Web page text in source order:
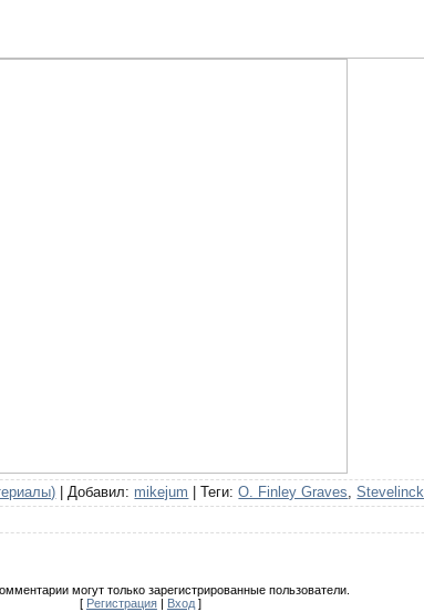
|Добавил: mikejum |Теги:O. Finley Graves,
могут только зарегистрированные пользователи.
[ Регистрация| Вход]